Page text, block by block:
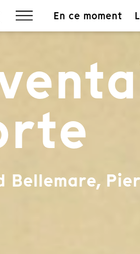
En ce moment
Bellemare,